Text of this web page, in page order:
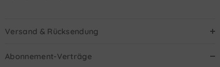
Versand & Rücksendung
Abonnement-Verträge